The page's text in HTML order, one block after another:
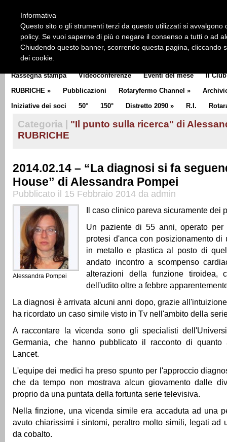
CLUB COMMUNICATOR
Rassegna stampa Videoconferenze Eventi del mese Il Club
RUBRICHE » Pubblicazioni Rotaryfermo Channel »
Iniziative dei soci
50° 150° Distretto 2090 » R.I.
Categoria |
"Il punto sulla ricerca" di
RUBRICHE
2014.02.14 – “La diagnosi si fa
House” di Alessandra Pompei
Pubblicato il 15 Febbraio 2014 da admin
Alessandra Pompei
Il caso clinico pareva sicuramente dei
Un paziente di 55 anni, operato per
protesi d'anca con posizionamento di
in metallo e plastica al posto di
andato incontro a scompenso
alterazioni della funzione tiroidea,
dell'udito oltre a febbre
La diagnosi è arrivata alcuni anni dopo, grazie
ha ricordato un caso simile visto in Tv nell'ambito della
A raccontare la vicenda sono gli specialisti
Germania, che hanno pubblicato il racconto di quanto
Lancet.
L'equipe dei medici ha preso spunto per l'approccio
che da tempo non mostrava alcun giovamento dalle
proprio da una puntata della fortunta serie televisiva.
Nella finzione, una vicenda simile era accaduta ad una
avuto chiarissimi i sintomi, peraltro molto simili, legati ad
da cobalto.
Informativa
Questo sito o gli strumenti terzi da questo utilizzati si
policy. Se vuoi saperne di più o negare il consenso a tutti o ad
Chiudendo questo banner, scorrendo questa pagina, cliccando
dei cookie.